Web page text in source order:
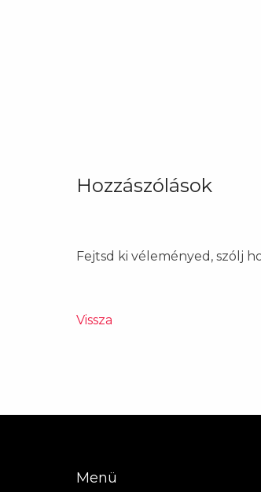
Hozzászólások
Fejtsd ki véleményed, szólj
Vissza
Menü